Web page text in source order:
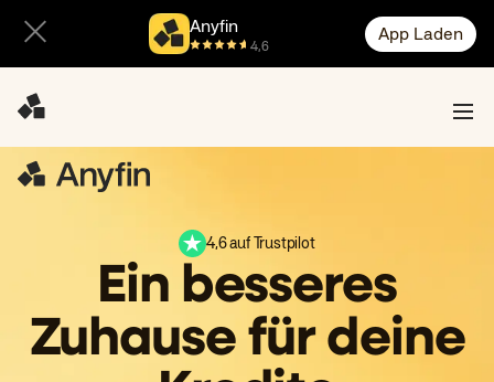
Anyfin
4,6
App Laden
4,6 auf Trustpilot
Ein besseres
Zuhause für deine